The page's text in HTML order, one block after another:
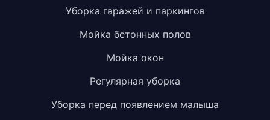
Уборка гаражей и паркингов
Мойка бетонных полов
Мойка окон
Регулярная уборка
Уборка перед появлением малыша